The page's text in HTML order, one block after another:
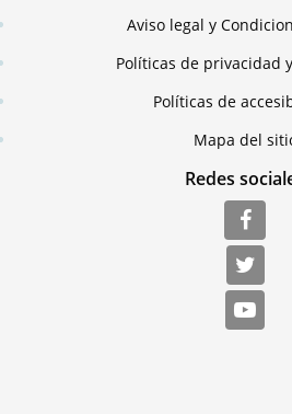
Aviso legal y
Políticas de privacidad
Políticas de
Mapa del
Redes